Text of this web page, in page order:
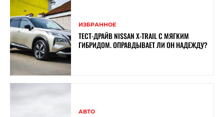
ИЗБРАННОЕ
ТЕСТ-ДРАЙВ NISSAN X-TRAIL С МЯГКИМ
ГИБРИДОМ. ОПРАВДЫВАЕТ ЛИ ОН НАДЕЖДУ?
АВТО